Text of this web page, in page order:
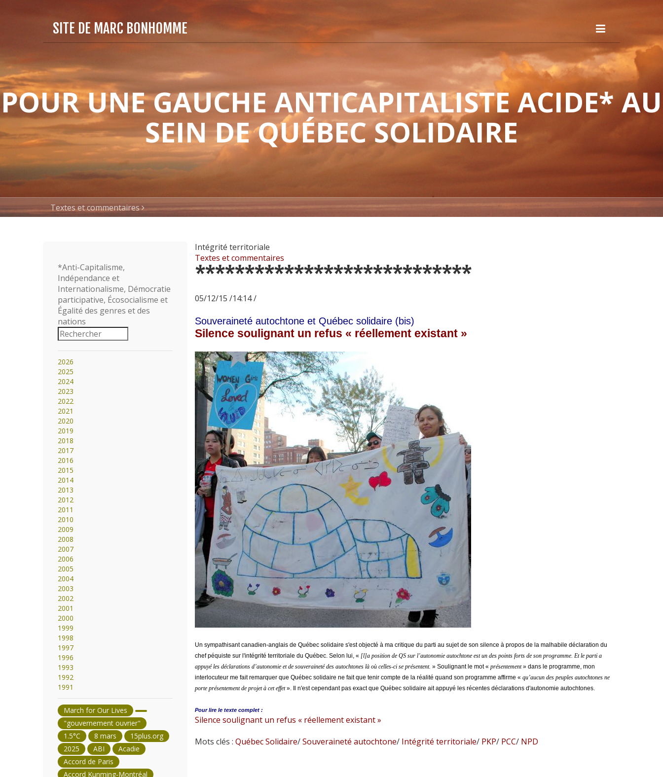
SITE DE MARC BONHOMME
POUR UNE GAUCHE ANTICAPITALISTE ACIDE* AU
SEIN DE QUÉBEC SOLIDAIRE
Textes et commentaires
Intégrité territoriale
Textes et commentaires
****************************
05/12/15 /14:14 /
Souveraineté autochtone et Québec solidaire (bis)
Silence soulignant un refus « réellement existant »
Un sympathisant canadien-anglais de Québec solidaire s'est objecté à ma critique du parti au sujet de son silence à propos de la malhabile déclaration du
chef péquiste sur l'intégrité territoriale du Québec. Selon lui, « [l]a position de QS sur l’autonomie autochtone est un des points forts de son programme. Et le parti a
appuyé les déclarations d’autonomie et de souveraineté des autochtones là où celles-ci se présentent. » Soulignant le mot « présentement» dans le programme, mon
interlocuteur me fait remarquer que Québec solidaire ne fait que tenir compte de la réalité quand son programme affirme « qu’aucun des peuples autochtones ne
porte présentement de projet à cet effet». Il n'est cependant pas exact que Québec solidaire ait appuyé les récentes déclarations d'autonomie autochtones.
Pour lire le texte complet :
Silence soulignant un refus « réellement existant »
Mots clés : Québec Solidaire/Souveraineté autochtone/Intégrité territoriale/PKP/PCC/NPD
*Anti-Capitalisme,
Indépendance et
Internationalisme, Démocratie
participative, Écosocialisme et
Égalité des genres et des
nations
2026
2025
2024
2023
2022
2021
2020
2019
2018
2017
2016
2015
2014
2013
2012
2011
2010
2009
2008
2007
2006
2005
2004
2003
2002
2001
2000
1999
1998
1997
1996
1993
1992
1991
March for Our Lives
"gouvernement ouvrier"
1.5°C
8 mars
15plus.org
2025
ABI
Acadie
Accord de Paris
Accord Kunming-Montréal